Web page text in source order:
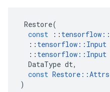
Restore(
const
:: tensorflow ::
:: tensorflow :: Input
:: tensorflow :: Input
DataType dt,
const Restore ::Attrs
)